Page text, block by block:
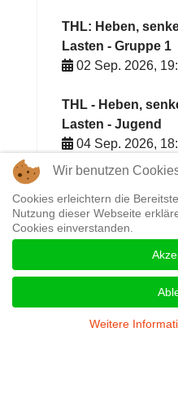
THL: Heben,
Lasten - Gruppe 1
02 Sep. 2026,
THL - Heben,
Lasten - Jugend
04 Sep. 2026,
Lasten - Gruppe 2
04 Sep. 2026
Wir benutzen
Cookies erleichtern die
Nutzung dieser Webseite
Cookies einverstanden.
Weitere